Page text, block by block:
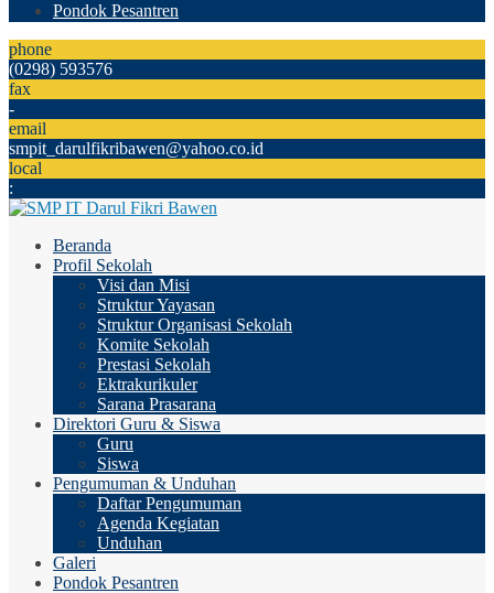
Pondok Pesantren
phone
(0298) 593576
fax
-
email
smpit_darulfikribawen@yahoo.co.id
local
:
Beranda
Profil Sekolah
Visi dan Misi
Struktur Yayasan
Struktur Organisasi Sekolah
Komite Sekolah
Prestasi Sekolah
Ektrakurikuler
Sarana Prasarana
Direktori Guru & Siswa
Guru
Siswa
Pengumuman & Unduhan
Daftar Pengumuman
Agenda Kegiatan
Unduhan
Galeri
Pondok Pesantren